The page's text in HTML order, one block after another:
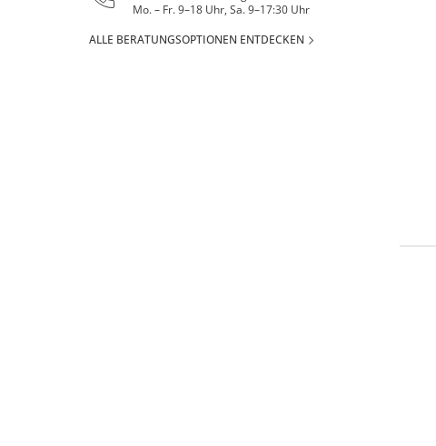
Mo. – Fr. 9–18 Uhr, Sa. 9–17:30 Uhr
ALLE BERATUNGSOPTIONEN ENTDECKEN